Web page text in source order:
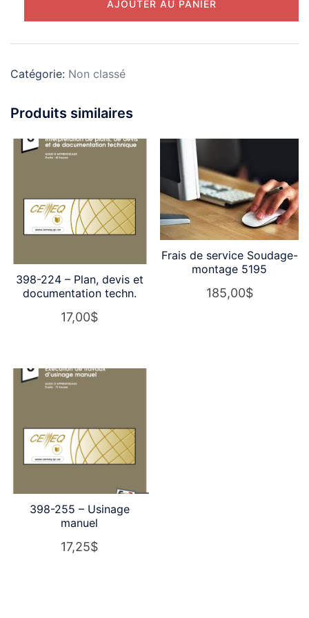
:
AJOUTER AU PANIER
Catégorie: Non classé
Produits similaires
398-224 – Plan, devis et
documentation techn.
17,00$
Frais de service Soudage-
montage 5195
185,00$
398-255 – Usinage
manuel
17,25$